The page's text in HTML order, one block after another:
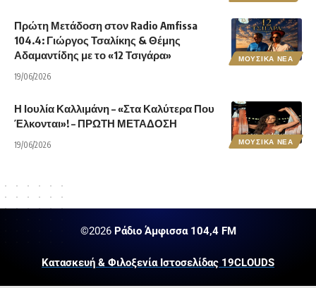
ΜΟΥΣΙΚΑ ΝΕΑ
Πρώτη Μετάδοση στον Radio Amfissa
104.4: Γιώργος Τσαλίκης & Θέμης
Αδαμαντίδης με το «12 Τσιγάρα»
19/06/2026
ΜΟΥΣΙΚΑ ΝΕΑ
Η Ιουλία Καλλιμάνη – «Στα Καλύτερα Που
Έλκονται»! – ΠΡΩΤΗ ΜΕΤΑΔΟΣΗ
19/06/2026
©2026Ράδιο Άμφισσα 104,4 FM
Κατασκευή & Φιλοξενία Ιστοσελίδας 19CLOUDS